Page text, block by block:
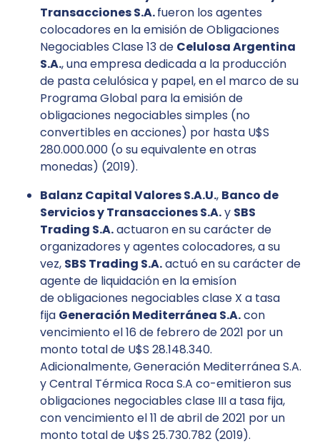
Transacciones S.A.fueron los agentes
colocadores en la emisión de Obligaciones
Negociables Clase 13 de Celulosa Argentina
S.A., una empresa dedicada a la producción
de pasta celulósica y papel, en el marco de su
Programa Global para la emisión de
obligaciones negociables simples (no
convertibles en acciones) por hasta U$S
280.000.000 (o su equivalente en otras
monedas) (2019).
Balanz Capital Valores S.A.U., Banco de
Servicios y Transacciones S.A.y SBS
Trading S.A.actuaron en su carácter de
organizadores y agentes colocadores, a su
vez, SBS Trading S.A.actuó en su carácter de
agente de liquidación en la emisíon
de obligaciones negociables clase X a tasa
fija Generación Mediterránea S.A.con
vencimiento el 16 de febrero de 2021 por un
monto total de U$S 28.148.340.
Adicionalmente, Generación Mediterránea S.A.
y Central Térmica Roca S.A co-emitieron sus
obligaciones negociables clase III a tasa fija,
con vencimiento el 11 de abril de 2021 por un
monto total de U$S 25.730.782 (2019).